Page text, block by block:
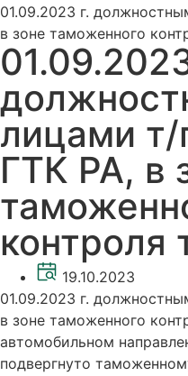
01.09.2023 г.
в зоне таможенного
лицами т/
ГТК РА, в
контроля
19.10.2023
01.09.2023 г.
в зоне таможенного
автомобильном
подвергнуто